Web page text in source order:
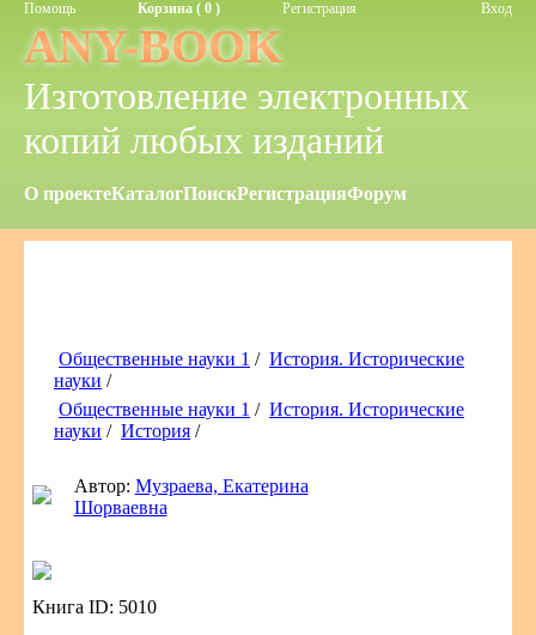
Помощь Корзина ( 0 ) Регистрация Вход
ANY-BOOK
Изготовление электронных
копий любых изданий
О проектеКаталогПоискРегистрацияФорум
Общественные науки 1 / История. Исторические
науки /
Общественные науки 1 / История. Исторические
науки / История /
Автор: Музраева, Екатерина
Шорваевна
Книга ID: 5010